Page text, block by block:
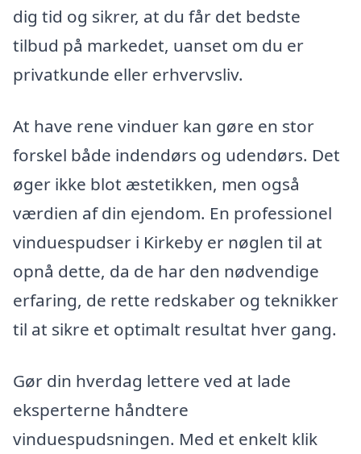
dig tid og sikrer, at du får det bedste
tilbud på markedet, uanset om du er
privatkunde eller erhvervsliv.
At have rene vinduer kan gøre en stor
forskel både indendørs og udendørs. Det
øger ikke blot æstetikken, men også
værdien af din ejendom. En professionel
vinduespudser i Kirkeby er nøglen til at
opnå dette, da de har den nødvendige
erfaring, de rette redskaber og teknikker
til at sikre et optimalt resultat hver gang.
Gør din hverdag lettere ved at lade
eksperterne håndtere
vinduespudsningen. Med et enkelt klik